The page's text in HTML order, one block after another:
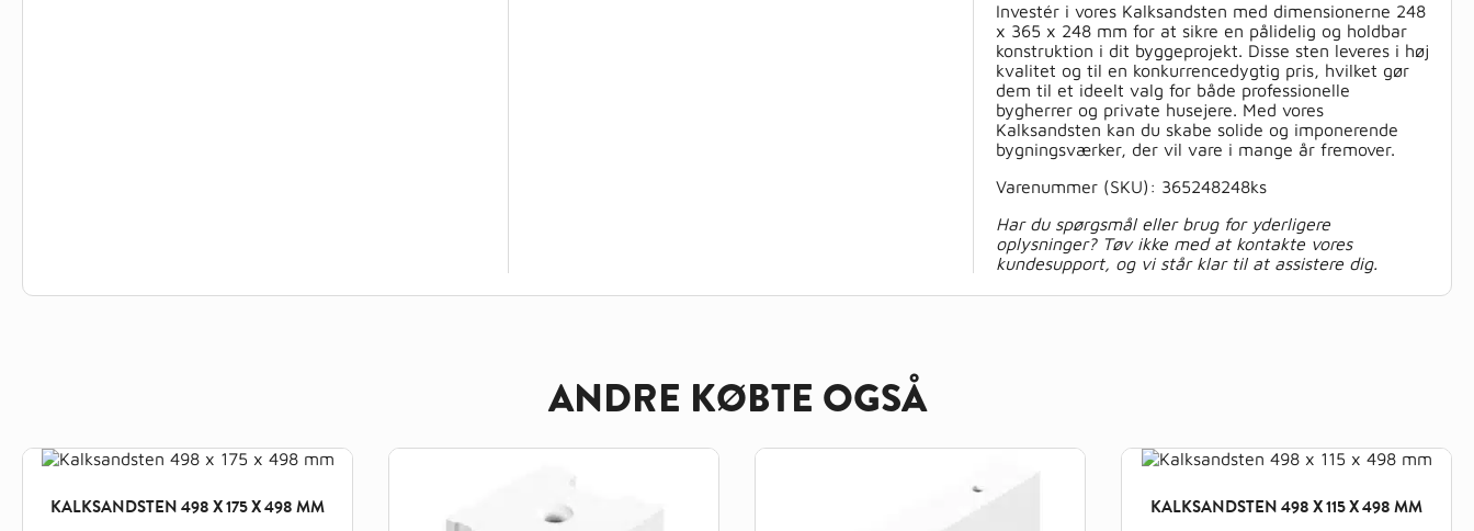
Investér i vores Kalksandsten med dimensionerne 248
x 365 x 248 mm for at sikre en pålidelig og holdbar
konstruktion i dit byggeprojekt. Disse sten leveres i høj
kvalitet og til en konkurrencedygtig pris, hvilket gør
dem til et ideelt valg for både professionelle
bygherrer og private husejere. Med vores
Kalksandsten kan du skabe solide og imponerende
bygningsværker, der vil vare i mange år fremover.
Varenummer (SKU): 365248248ks
Har du spørgsmål eller brug for yderligere
oplysninger? Tøv ikke med at kontakte vores
kundesupport, og vi står klar til at assistere dig.
ANDRE KØBTE OGSÅ
KALKSANDSTEN 498 X 175 X 498 MM KALKSANDSTEN 498 X 115 X 498 MM